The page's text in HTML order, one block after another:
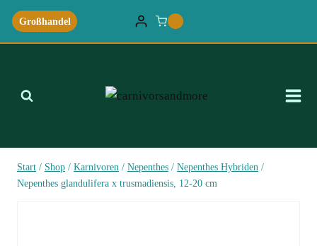
Zum
Inhalt
springen
Großhandel
Start / Shop / Karnivoren / Nepenthes / Nepenthes Hybriden /
Nepenthes glandulifera x trusmadiensis, 12-20 cm